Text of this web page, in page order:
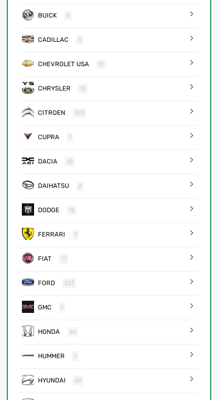
BUICK 3
CADILLAC 3
CHEVROLET USA 17
CHRYSLER 13
CITROEN 103
CUPRA 1
DACIA 10
DAIHATSU 2
DODGE 15
FERRARI 1
FIAT 71
FORD 227
GMC 1
HONDA 46
HUMMER 1
HYUNDAI 69